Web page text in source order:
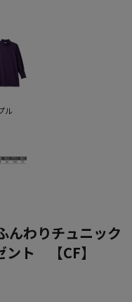
ル
んわりチュニック
ント 【CF】